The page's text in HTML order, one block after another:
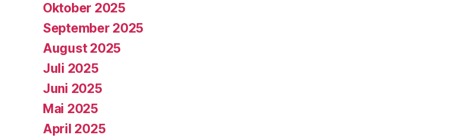
Oktober 2025
September 2025
August 2025
Juli 2025
Juni 2025
Mai 2025
April 2025